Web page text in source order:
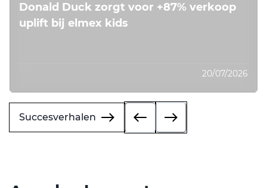
Donald Duck zorgt voor +87% verkoop
uplift bij elmex kids
20/07/2026
Succesverhalen